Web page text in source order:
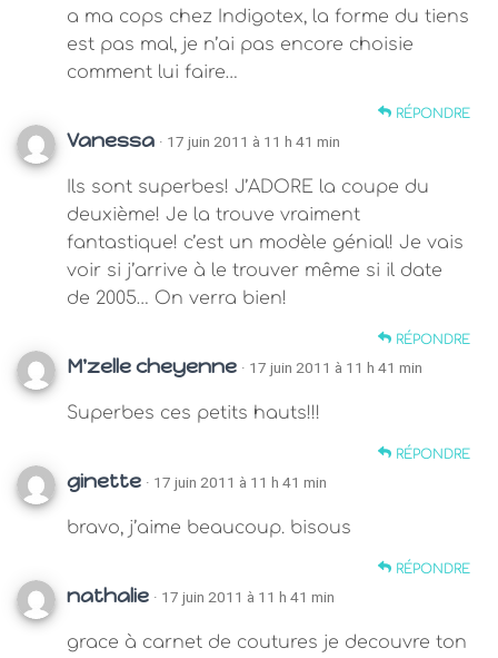
a ma cops chez Indigotex, la forme du tiens
est pas mal, je n’ai pas encore choisie
comment lui faire…
RÉPONDRE
Vanessa · 17 juin 2011 à 11 h 41 min
Ils sont superbes! J’ADORE la coupe du
deuxième! Je la trouve vraiment
fantastique! c’est un modèle génial! Je vais
voir si j’arrive à le trouver même si il date
de 2005… On verra bien!
RÉPONDRE
M'zelle cheyenne · 17 juin 2011 à 11 h 41 min
Superbes ces petits hauts!!!
RÉPONDRE
ginette · 17 juin 2011 à 11 h 41 min
bravo, j’aime beaucoup. bisous
RÉPONDRE
nathalie · 17 juin 2011 à 11 h 41 min
grace à carnet de coutures je decouvre ton